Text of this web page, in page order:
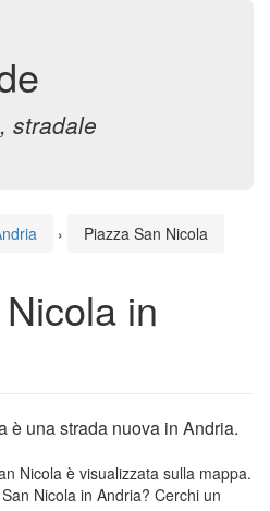
stradale
› Piazza San Nicola
in
è una strada nuova in Andria.
Nicola è visualizzata sulla mappa.
Nicola in Andria? Cerchi un